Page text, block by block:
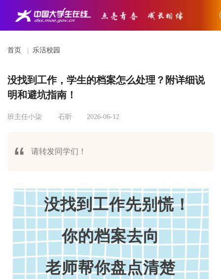
首页 乐活校园
没找到工作，学生的档案怎么处理？附详细说
明和避坑指南！
班主任小柒 石昕 2026-06-12
请转发同学们！
没找到工作先别慌！
你的档案去向
老师帮你盘点清楚